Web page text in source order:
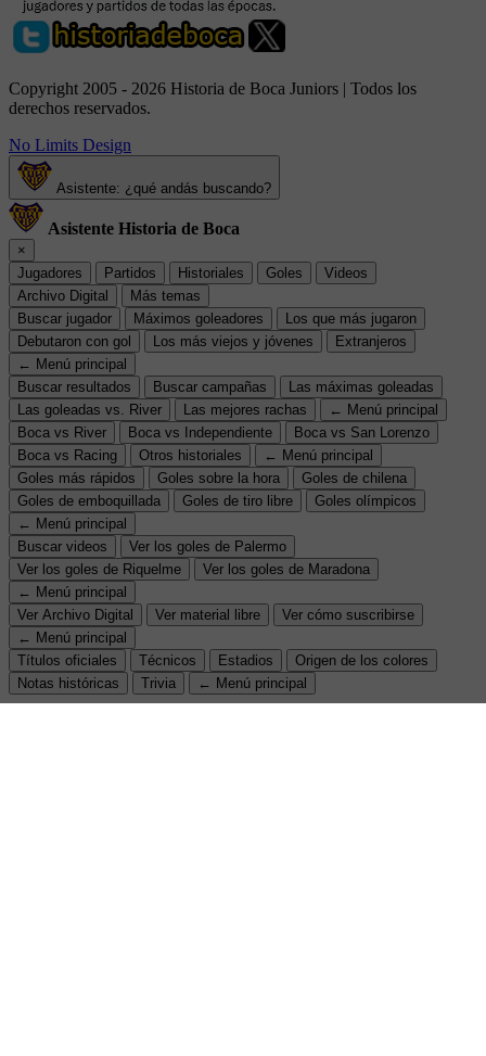
Copyright 2005 - 2026 Historia de Boca Juniors | Todos los
derechos reservados.
No Limits Design
Asistente: ¿qué andás buscando?
Asistente Historia de Boca
×
Jugadores
Partidos Historiales Goles
Videos
Archivo Digital
Más temas
Buscar jugador
Máximos goleadores
Los que más jugaron
Debutaron con gol
Los más viejos y jóvenes
Extranjeros
← Menú principal
Buscar resultados
Buscar campañas
Las máximas goleadas
Las goleadas vs. River
Las mejores rachas
← Menú principal
Boca vs River
Boca vs Independiente
Boca vs San Lorenzo
Boca vs Racing
Otros historiales
← Menú principal
Goles más rápidos
Goles sobre la hora
Goles de chilena
Goles de emboquillada
Goles de tiro libre
Goles olímpicos
← Menú principal
Buscar videos
Ver los goles de Palermo
Ver los goles de Riquelme
Ver los goles de Maradona
← Menú principal
Ver Archivo Digital
Ver material libre
Ver cómo suscribirse
← Menú principal
Títulos oficiales
Técnicos Estadios
Origen de los colores
Notas históricas
Trivia ← Menú principal